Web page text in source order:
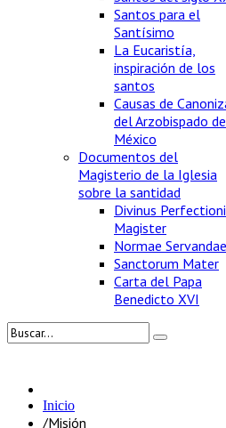
Santos para el
Santísimo
La Eucaristía,
inspiración de los
santos
Causas de
del Arzobispado de
México
Documentos del
Magisterio de la Iglesia
sobre la santidad
Divinus
Magister
Normae Servandae
Sanctorum Mater
Carta del Papa
Benedicto XVI
Inicio
/Misión